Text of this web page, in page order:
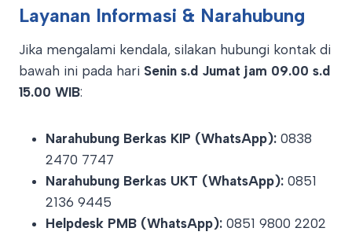
Layanan Informasi & Narahubung
Jika mengalami kendala, silakan hubungi kontak di
bawah ini pada hari Senin s.d Jumat jam 09.00 s.d
15.00 WIB:
Narahubung Berkas KIP (WhatsApp): 0838
2470 7747
Narahubung Berkas UKT (WhatsApp): 0851
2136 9445
Helpdesk PMB (WhatsApp): 0851 9800 2202